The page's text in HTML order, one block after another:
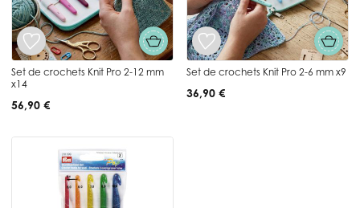
Set de crochets Knit Pro 2-12 mm
x14
56,90 €
Set de crochets Knit Pro 2-6 mm x9
36,90 €